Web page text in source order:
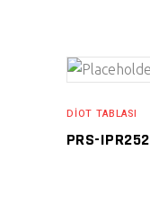
DIOT TABLASI
PRS-IPR252